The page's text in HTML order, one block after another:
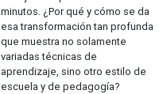
minutos. ¿Por qué y cómo se da
esa transformación tan profunda
que muestra no solamente
variadas técnicas de
aprendizaje, sino otro estilo de
escuela y de pedagogía?